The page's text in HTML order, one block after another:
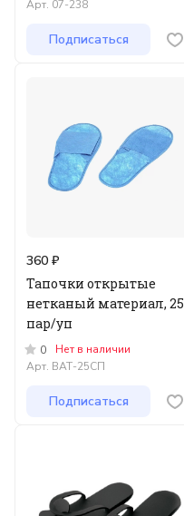
Арт. 07-238
Подписаться
360 ₽
Тапочки открытые
нетканый материал, 25
пар/уп
0
Нет в наличии
Арт. ВАТ-25СП
Подписаться